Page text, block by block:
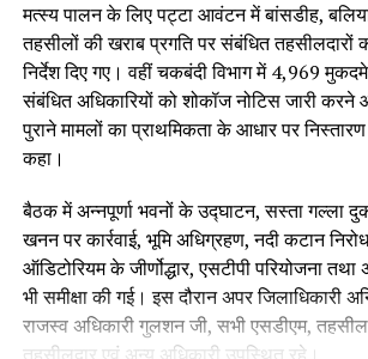
मत्स्य पालन के लिए पट्टा आवंटन में बांसडीह,
तहसीलों की खराब प्रगति पर संबंधित
निर्देश दिए गए। वहीं चकबंदी विभाग में 4,969
संबंधित अधिकारियों को शोकॉज नोटिस जारी करने
पुराने मामलों का प्राथमिकता के आधार पर
कहा।
बैठक में अन्नपूर्णा भवनों के उद्घाटन, सस्ता गल्ला
खनन पर कार्रवाई, भूमि अधिग्रहण, नदी कटान
ऑडिटोरियम के जीर्णोद्धार, एसटीपी परियोजना तथा
भी समीक्षा की गई। इस दौरान अपर जिलाधिकारी
राजस्व अधिकारी गुलशन जी, सभी एसडीएम,